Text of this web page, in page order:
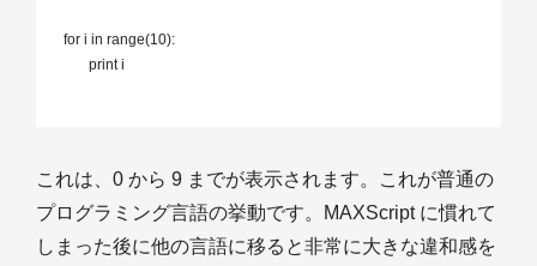
for i in range(10):
これは、0 から 9 までが表示されます。これが普通の
プログラミング言語の挙動です。MAXScript に慣れて
しまった後に他の言語に移ると非常に大きな違和感を